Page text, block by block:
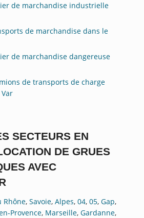
de marchandise industrielle
de marchandise dans le
de marchandise dangereuse
de transports de charge
SECTEURS EN
DE GRUES
AVEC
Rhône, Savoie, Alpes, 04, 05, Gap,
Provence, Marseille, Gardanne,